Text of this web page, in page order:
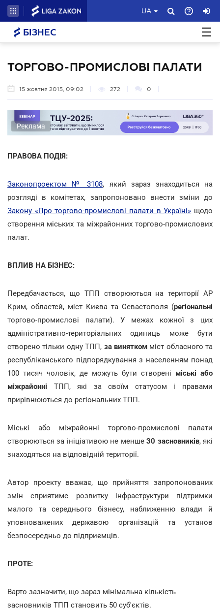
UA
БІЗНЕС
ТОРГОВО-ПРОМИСЛОВІ ПАЛАТИ
15 жовтня 2015, 09:02 272 0
Реклама
ПРАВОВА ПОДІЯ:
Законопроектом № 3108, який зараз знаходиться на
розгляді в комітетах, запропоновано внести зміни до
Закону «Про торгово-промислові палати в Україні» щодо
створення міських та міжрайонних торгово-промислових
палат.
ВПЛИВ НА БІЗНЕС:
Передбачається, що ТПП створюються на території АР
Крим, областей, міст Києва та Севастополя (регіональні
торгово-промислові палати). У межах кожної з цих
адміністративно-територіальних одиниць може бути
створено тільки одну ТПП, за винятком міст обласного та
республіканського підпорядкування з населенням понад
100 тисяч чоловік, де можуть бути створені міські або
міжрайонні ТПП, які за своїм статусом і правами
прирівнюються до регіональних ТПП.
Міські або міжрайонні торгово-промислові палати
створюються за ініціативою не менше30 засновників, які
знаходяться на відповідній території.
Автор проекту вважає, що прийняття запропонованих
змін сприятиме розвитку інфраструктури підтримки
малого та середнього бізнесу, наближенню влади й
уповноважених державою організацій та установ
безпосередньо до підприємців.
ПРОТЕ:
Варто зазначити, що зараз мінімальна кількість
засновників ТПП становить 50 суб'єктів.